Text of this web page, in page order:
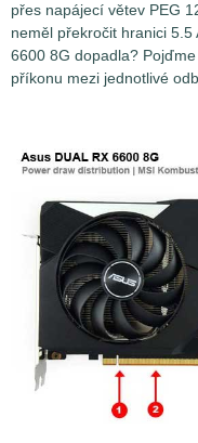
Měření spotřeby
jednoho jediného
Zatímco ty nejméně
základním napájením
Express Graphics),
12V může dodat
66 W na větvi PEG
energie mnohem více.
musejí využívat ještě
pomocí 1-3 napájecích
12-pin), přes které by
při 12,5 A u 8-pin
konektoru. Znamená
přes napájecí větev PEG
neměl překročit hranici 5.5
6600 8G dopadla?
příkonu mezi jednotlivé